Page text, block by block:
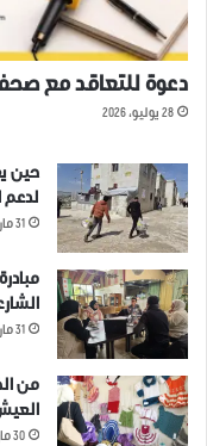
دعوة للتعاقد مع
28 يوليو، 2026
حين
لدعم
31 مارس، 2026
31 مارس، 2026
من
30 مارس، 2026